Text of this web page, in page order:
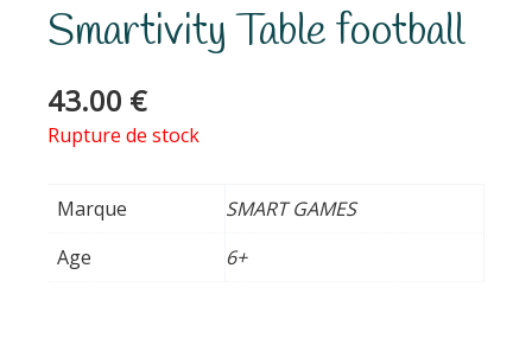
Smartivity Table football
43.00 €
Rupture de stock
Marque
SMART GAMES
Age
6+